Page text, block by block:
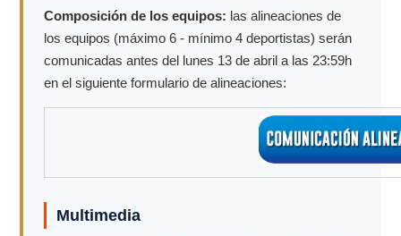
Composición de los equipos: las alineaciones de
los equipos (máximo 6 - mínimo 4 deportistas) serán
comunicadas antes del lunes 13 de abril a las 23:59h
en el siguiente formulario de alineaciones:
Multimedia